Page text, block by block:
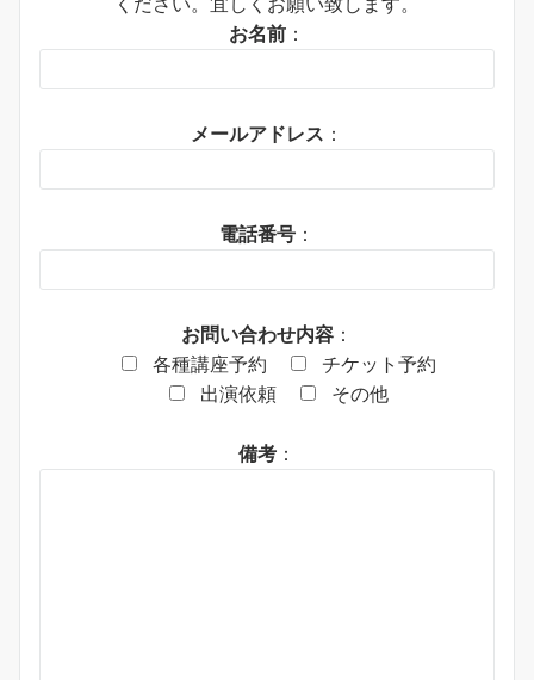
お名前 ：
メールアドレス ：
電話番号 ：
お問い合わせ内容 ：
各種講座予約
チケット予約
出演依頼
その他
備考 ：